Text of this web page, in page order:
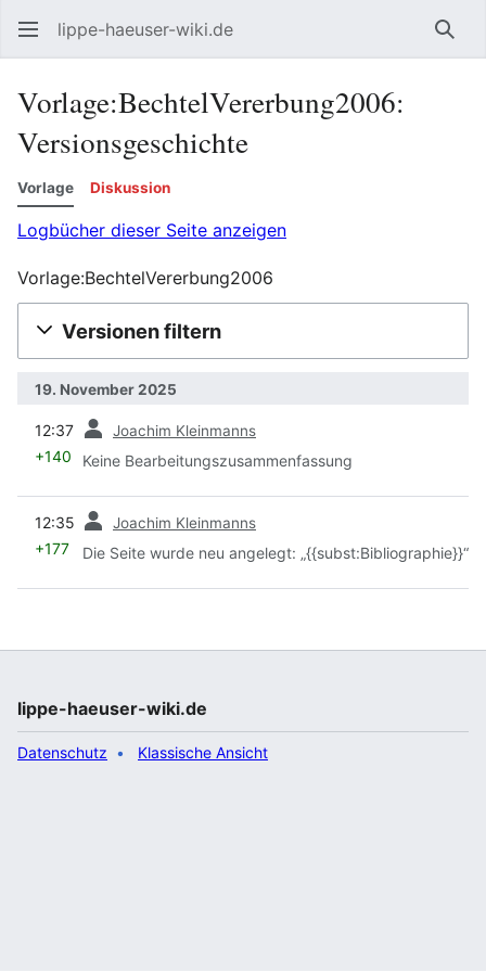
lippe-haeuser-wiki.de
Vorlage:BechtelVererbung2006:
Versionsgeschichte
Vorlage Diskussion
Logbücher dieser Seite anzeigen
Vorlage:BechtelVererbung2006
Versionen filtern
19. November 2025
12:37 Joachim Kleinmanns
+140 Keine Bearbeitungszusammenfassung
12:35 Joachim Kleinmanns
+177 Die Seite wurde neu angelegt: „{{subst:Bibliographie}}“
lippe-haeuser-wiki.de
Datenschutz Klassische Ansicht